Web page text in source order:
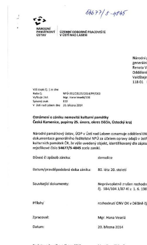
Dům čp. 103/8 na Lužickém náměstí v
Rumburku
Dům čp. 101/6 na Lužickém náměstí v
Dům čp. 104/9 na Lužickém náměstí v
Dům čp. 102/7 na Lužickém náměstí v
Rumburku
Dům čp. 99/4 na Lužickém náměstí v
Rumburku (tiskárna Heinricha Pfeifera)
Bývalý špitál v Teplé
Vilemínka (Vilemínin dvůr) v lázních